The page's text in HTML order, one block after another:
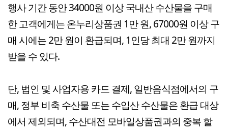
행사 기간 동안 34000원 이상 국내산 수산물을 구매
한 고객에게는 온누리상품권 1만 원, 67000원 이상 구
매 시에는 2만 원이 환급되며, 1인당 최대 2만 원까지
받을 수 있다.
단, 법인 및 사업자용 카드 결제, 일반음식점에서의 구
매, 정부 비축 수산물 또는 수입산 수산물은 환급 대상
에서 제외되며, 수산대전 모바일상품권과의 중복 할